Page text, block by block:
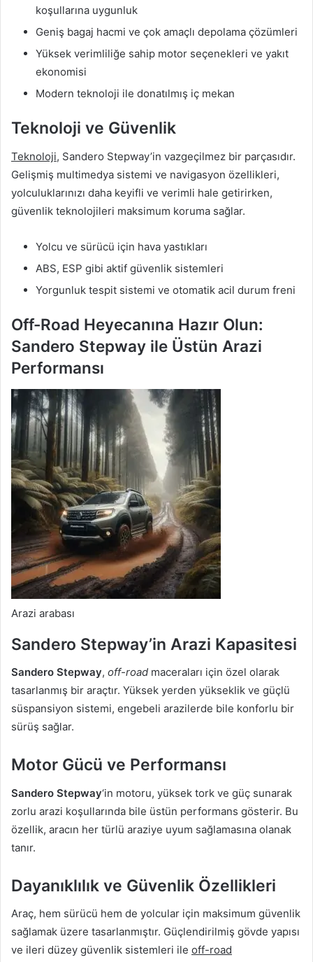
koşullarına uygunluk
Geniş bagaj hacmi ve çok amaçlı depolama çözümleri
Yüksek verimliliğe sahip motor seçenekleri ve yakıt
ekonomisi
Modern teknoloji ile donatılmış iç mekan
Teknoloji ve Güvenlik
Teknoloji, Sandero Stepway’in vazgeçilmez bir parçasıdır.
Gelişmiş multimedya sistemi ve navigasyon özellikleri,
yolculuklarınızı daha keyifli ve verimli hale getirirken,
güvenlik teknolojileri maksimum koruma sağlar.
Yolcu ve sürücü için hava yastıkları
ABS, ESP gibi aktif güvenlik sistemleri
Yorgunluk tespit sistemi ve otomatik acil durum freni
Off-Road Heyecanına Hazır Olun:
Sandero Stepway ile Üstün Arazi
Performansı
Arazi arabası
Sandero Stepway’in Arazi Kapasitesi
Sandero Stepway, off-road maceraları için özel olarak
tasarlanmış bir araçtır. Yüksek yerden yükseklik ve güçlü
süspansiyon sistemi, engebeli arazilerde bile konforlu bir
sürüş sağlar.
Motor Gücü ve Performansı
Sandero Stepway‘in motoru, yüksek tork ve güç sunarak
zorlu arazi koşullarında bile üstün performans gösterir. Bu
özellik, aracın her türlü araziye uyum sağlamasına olanak
tanır.
Dayanıklılık ve Güvenlik Özellikleri
Araç, hem sürücü hem de yolcular için maksimum güvenlik
sağlamak üzere tasarlanmıştır. Güçlendirilmiş gövde yapısı
ve ileri düzey güvenlik sistemleri ile off-road